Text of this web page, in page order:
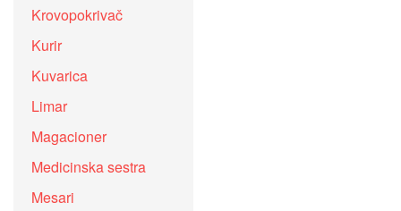
Krovopokrivač
Kurir
Kuvarica
Limar
Magacioner
Medicinska sestra
Mesari